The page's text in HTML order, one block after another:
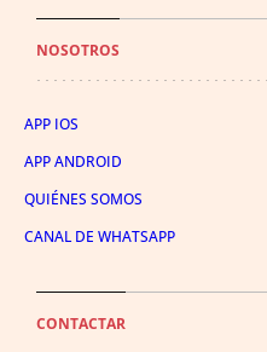
NOSOTROS
APP IOS
APP ANDROID
QUIÉNES SOMOS
CANAL DE WHATSAPP
CONTACTAR